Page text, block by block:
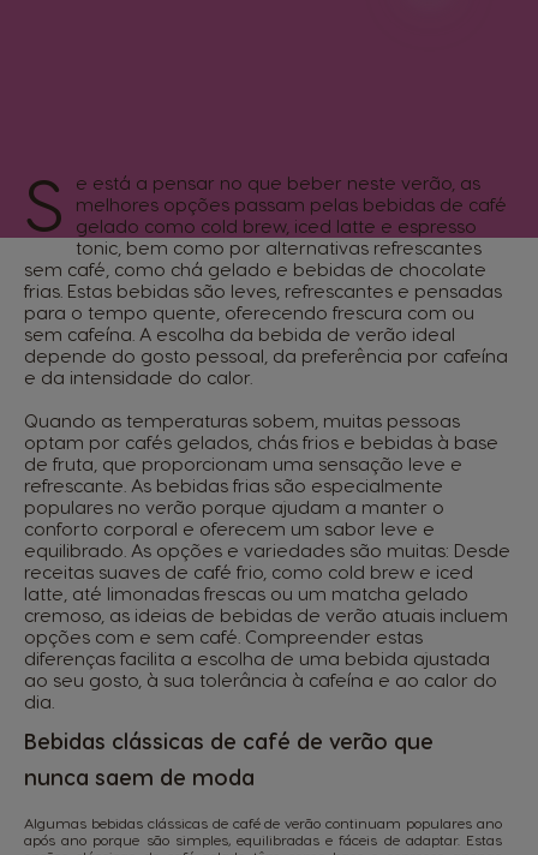
S
e está a pensar no que beber neste verão, as
melhores opções passam pelas bebidas de café
gelado como cold brew, iced latte e espresso
tonic, bem como por alternativas refrescantes
sem café, como chá gelado e bebidas de chocolate
frias. Estas bebidas são leves, refrescantes e pensadas
para o tempo quente, oferecendo frescura com ou
sem cafeína. A escolha da bebida de verão ideal
depende do gosto pessoal, da preferência por cafeína
e da intensidade do calor.
Quando as temperaturas sobem, muitas pessoas
optam por cafés gelados, chás frios e bebidas à base
de fruta, que proporcionam uma sensação leve e
refrescante. As bebidas frias são especialmente
populares no verão porque ajudam a manter o
conforto corporal e oferecem um sabor leve e
equilibrado. As opções e variedades são muitas: Desde
receitas suaves de café frio, como cold brew e iced
latte, até limonadas frescas ou um matcha gelado
cremoso, as ideias de bebidas de verão atuais incluem
opções com e sem café. Compreender estas
diferenças facilita a escolha de uma bebida ajustada
ao seu gosto, à sua tolerância à cafeína e ao calor do
dia.
Bebidas clássicas de café de verão que
nunca saem de moda
Algumas bebidas clássicas de café de verão continuam populares ano
após ano porque são simples, equilibradas e fáceis de adaptar. Estas